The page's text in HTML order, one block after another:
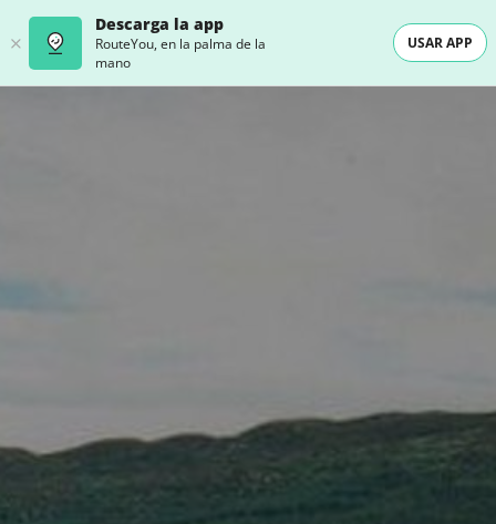
Descarga la app
RouteYou, en la palma de la
mano
USAR APP